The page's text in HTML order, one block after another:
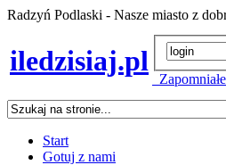
Radzyń Podlaski - Nasze miasto z
iledzisiaj.pl
Start
Gotuj z nami